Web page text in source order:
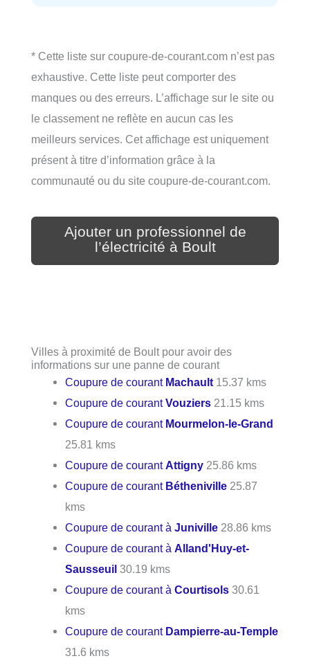
* Cette liste sur coupure-de-courant.com n’est pas
exhaustive. Cette liste peut comporter des
manques ou des erreurs. L’affichage sur le site ou
le classement ne reflète en aucun cas les
meilleurs services. Cet affichage est uniquement
présent à titre d’information grâce à la
communauté ou du site coupure-de-courant.com.
Ajouter un professionnel de
l’électricité à Boult
Villes à proximité de Boult pour avoir des
informations sur une panne de courant
Coupure de courant Machault 15.37 kms
Coupure de courantVouziers 21.15 kms
Coupure de courant Mourmelon-le-Grand
25.81 kms
Coupure de courantAttigny 25.86 kms
Coupure de courant Bétheniville 25.87
kms
Coupure de courant àJuniville 28.86 kms
Coupure de courant àAlland'Huy-et-
Sausseuil 30.19 kms
Coupure de courant àCourtisols 30.61
kms
Coupure de courant Dampierre-au-Temple
31.6 kms